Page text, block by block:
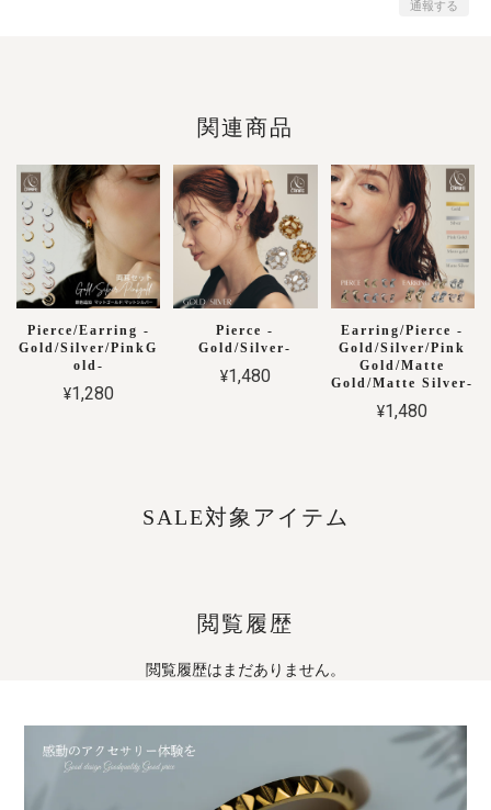
通報する
関連商品
Pierce/Earring -
Gold/Silver/PinkG
old-
¥1,280
Pierce -
Gold/Silver-
¥1,480
Earring/Pierce -
Gold/Silver/Pink
Gold/Matte
Gold/Matte Silver-
¥1,480
SALE対象アイテム
閲覧履歴
閲覧履歴はまだありません。